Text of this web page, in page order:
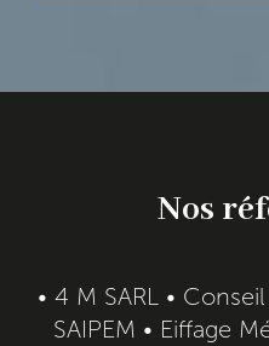
Nos
• 4 M SARL •
SAIPEM • Eiffage